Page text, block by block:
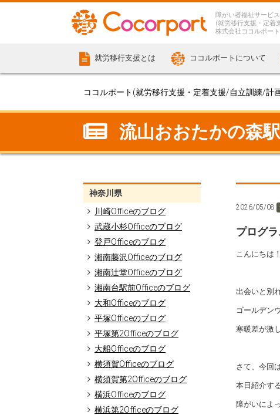
障がい者福祉サービ
(就労移行支援・定着
株式会社ココルポート
就労移行支援とは ココルポートについて
ココルポート(就労移行支援・定着支援/自立訓練/計
流山おおたかの森
神奈川県
川崎Officeのブログ
武蔵小杉Officeのブログ
登戸Officeのブログ
湘南藤沢Officeのブログ
湘南辻堂Officeのブログ
湘南台駅前Officeのブログ
大和Officeのブログ
平塚Officeのブログ
平塚第2Officeのブログ
大船Officeのブログ
横須賀Officeのブログ
横須賀第2Officeのブログ
横浜Officeのブログ
横浜第2Officeのブログ
2026/05/08
プログ
こんにちは
出会いと別
ゴールデン
寒暖差が激
さて、今回
本日紹介す
障がいによ